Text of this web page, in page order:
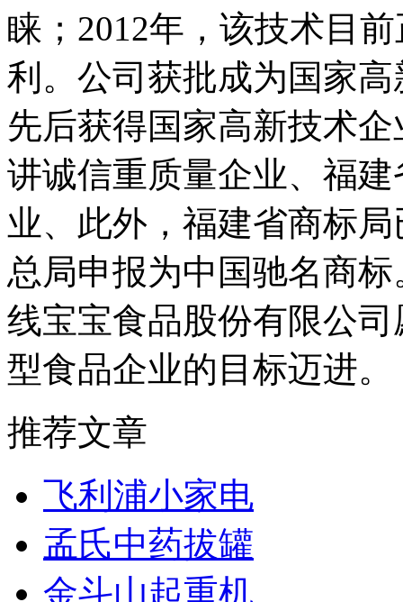
睐；2012年，该技术目
利。公司获批成为国家
先后获得国家高新技术
讲诚信重质量企业、福
业、此外，福建省商标
总局申报为中国驰名商
线宝宝食品股份有限公
型食品企业的目标迈进。
推荐文章
飞利浦小家电
孟氏中药拔罐
金斗山起重机